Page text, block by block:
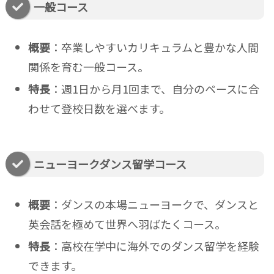
一般コース
概要：卒業しやすいカリキュラムと豊かな人間
関係を育む一般コース。
特長：週1日から月1回まで、自分のペースに合
わせて登校日数を選べます。
ニューヨークダンス留学コース
概要：ダンスの本場ニューヨークで、ダンスと
英会話を極めて世界へ羽ばたくコース。
特長：高校在学中に海外でのダンス留学を経験
できます。